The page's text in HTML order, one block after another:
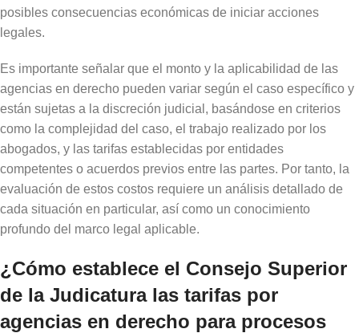
posibles consecuencias económicas de iniciar acciones
legales.
Es importante señalar que el monto y la aplicabilidad de las
agencias en derecho pueden variar según el caso específico y
están sujetas a la discreción judicial, basándose en criterios
como la complejidad del caso, el trabajo realizado por los
abogados, y las tarifas establecidas por entidades
competentes o acuerdos previos entre las partes. Por tanto, la
evaluación de estos costos requiere un análisis detallado de
cada situación en particular, así como un conocimiento
profundo del marco legal aplicable.
¿Cómo establece el Consejo Superior
de la Judicatura las tarifas por
agencias en derecho para procesos